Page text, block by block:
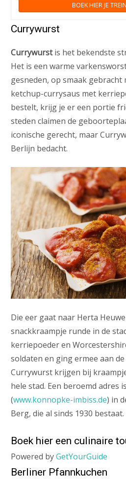
BOEK HIER JE
Currywurst
Currywurstis het bekendste
Het is een warme
gesneden, op smaak gebracht
ketchup-currysaus met
bestelt, krijg je er een portie
steden claimen de
iconische gerecht, maar
Berlijn bedacht.
Die eer gaat naar Herta
snackkraampje runde in de
kerriepoeder en
soldaten en ging ermee aan de
Currywurst krijgen bij
hele stad. Een beroemd adres is
(www.konnopke-imbiss.de) in
Berg, die al sinds 1930 bestaat.
Boek hier een culinaire
Powered byGetYourGuide
Berliner Pfannkuchen